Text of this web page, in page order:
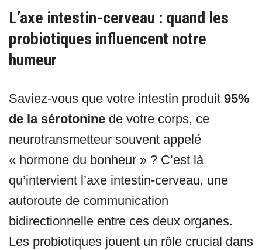
L’axe intestin-cerveau : quand les
probiotiques influencent notre
humeur
Saviez-vous que votre intestin produit 95%
de la sérotonine de votre corps, ce
neurotransmetteur souvent appelé
« hormone du bonheur » ? C’est là
qu’intervient l’axe intestin-cerveau, une
autoroute de communication
bidirectionnelle entre ces deux organes.
Les probiotiques jouent un rôle crucial dans